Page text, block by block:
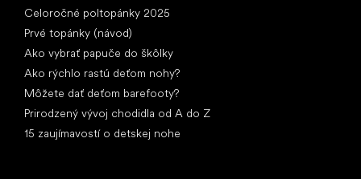
Celoročné poltopánky 2025
Prvé topánky (návod)
Ako vybrať papuče do škôlky
Ako rýchlo rastú deťom nohy?
Môžete dať deťom barefooty?
Prirodzený vývoj chodidla od A do Z
15 zaujímavostí o detskej nohe